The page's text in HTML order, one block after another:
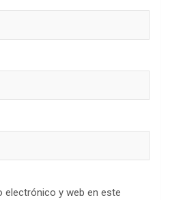
electrónico y web en este